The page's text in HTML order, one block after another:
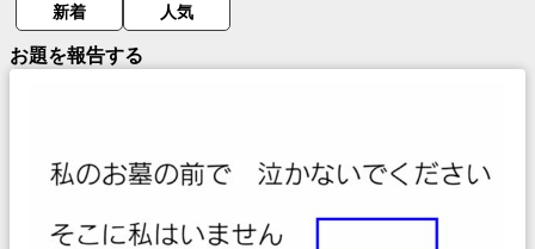
新着 人気
お題を報告する